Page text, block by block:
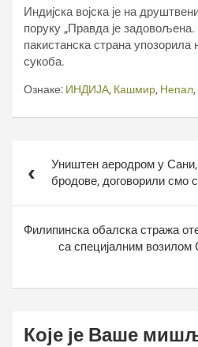
Индијска војска је на
поруку „Правда је задовољена.
пакистанска страна упозорила
сукоба.
Ознаке: ИНДИЈА, Кашмир, Непал,
чланкаУништен аеродром у
бродове, договорили смо
Филипинска обалска стража
са специјалним возилом
Које је Ваше